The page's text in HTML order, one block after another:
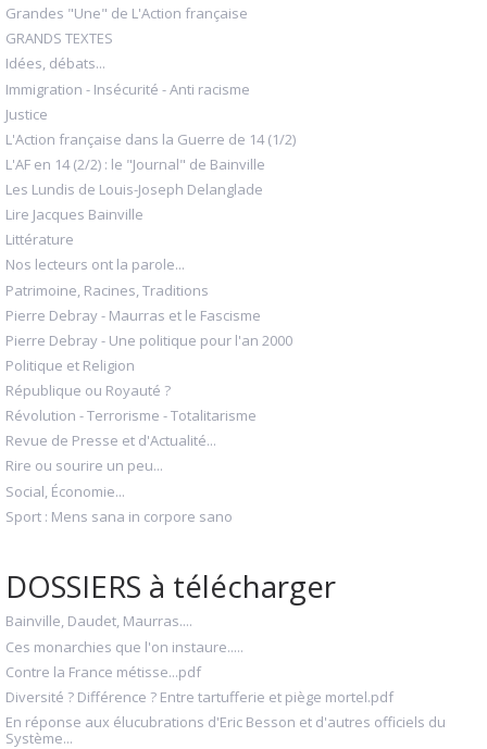
Grandes "Une" de L'Action française
GRANDS TEXTES
Idées, débats...
Immigration - Insécurité - Anti racisme
Justice
L'Action française dans la Guerre de 14 (1/2)
L'AF en 14 (2/2) : le "Journal" de Bainville
Les Lundis de Louis-Joseph Delanglade
Lire Jacques Bainville
Littérature
Nos lecteurs ont la parole...
Patrimoine, Racines, Traditions
Pierre Debray - Maurras et le Fascisme
Pierre Debray - Une politique pour l'an 2000
Politique et Religion
République ou Royauté ?
Révolution - Terrorisme - Totalitarisme
Revue de Presse et d'Actualité...
Rire ou sourire un peu...
Social, Économie...
Sport : Mens sana in corpore sano
DOSSIERS à télécharger
Bainville, Daudet, Maurras....
Ces monarchies que l'on instaure.....
Contre la France métisse...pdf
Diversité ? Différence ? Entre tartufferie et piège mortel.pdf
En réponse aux élucubrations d'Eric Besson et d'autres officiels du
Système...